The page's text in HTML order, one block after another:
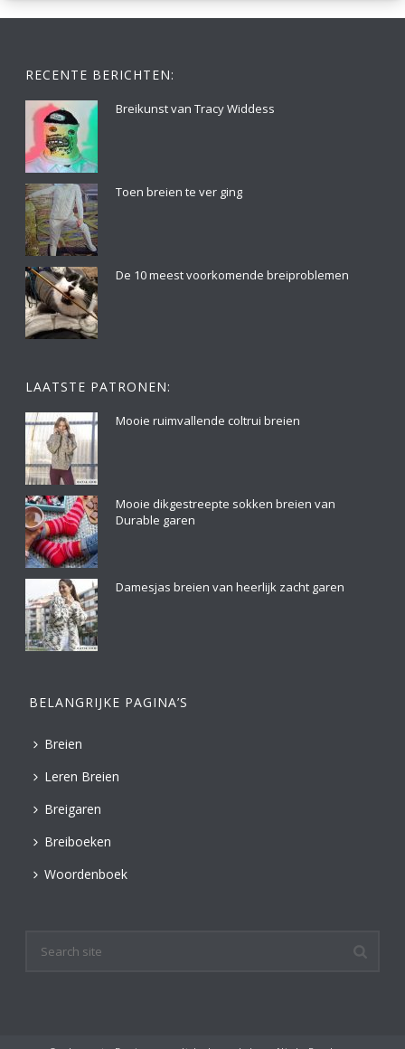
RECENTE BERICHTEN:
Breikunst van Tracy Widdess
Toen breien te ver ging
De 10 meest voorkomende breiproblemen
LAATSTE PATRONEN:
Mooie ruimvallende coltrui breien
Mooie dikgestreepte sokken breien van
Durable garen
Damesjas breien van heerlijk zacht garen
BELANGRIJKE PAGINA’S
Breien
Leren Breien
Breigaren
Breiboeken
Woordenboek